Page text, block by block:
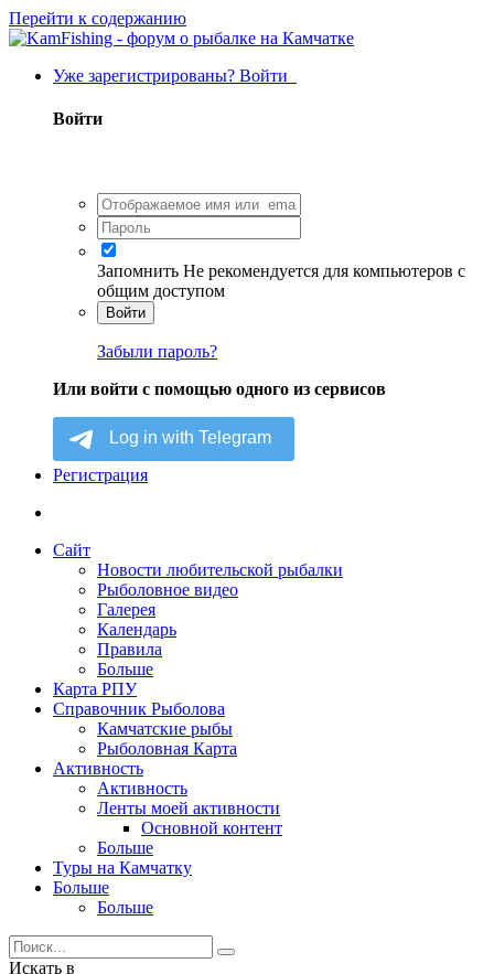
Перейти к содержанию
Уже зарегистрированы? Войти
Войти
Запомнить Не рекомендуется для компьютеров с
общим доступом
Войти
Забыли пароль?
Или войти с помощью одного из сервисов
Регистрация
Сайт
Новости любительской рыбалки
Рыболовное видео
Галерея
Календарь
Правила
Больше
Карта РПУ
Справочник Рыболова
Камчатские рыбы
Рыболовная Карта
Активность
Активность
Ленты моей активности
Основной контент
Больше
Туры на Камчатку
Больше
Больше
Искать в